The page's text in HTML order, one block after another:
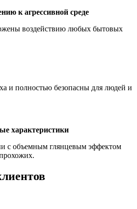
к агрессивной среде
воздействию любых бытовых
и полностью безопасны для людей и
характеристики
с объемным глянцевым эффектом